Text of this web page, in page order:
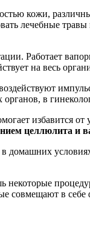
кожи,
лечебные
Работает
на весь
в
избавится
целлюлита и
совмещают в себе